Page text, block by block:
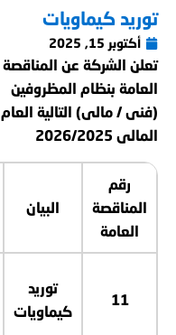
توريد كيماويات
أكتوبر 15, 2025
تعلن الشركة عن المناقصة
العامة بنظام المظروفين
(فنى / مالى) التالية العام
المالى 2026/2025
رقم
المناقصة
العامة
البيان
11
توريد
كيماويات